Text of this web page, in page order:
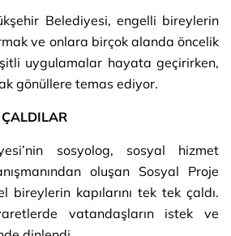
Belediyesi, engelli bireylerin
ve onlara birçok alanda öncelik
uygulamalar hayata geçirirken,
gönüllere temas ediyor.
sosyolog, sosyal hizmet
oluşan Sosyal Proje
bireylerin kapılarını tek tek çaldı.
vatandaşların istek ve